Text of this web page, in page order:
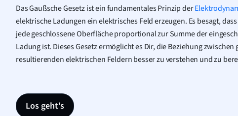
Das Gaußsche Gesetz ist ein fundamentales Prinzip der
elektrische Ladungen ein elektrisches Feld erzeugen. Es besagt,
jede geschlossene Oberfläche proportional zur Summe der
Ladung ist. Dieses Gesetz ermöglicht es Dir, die Beziehung
resultierenden elektrischen Feldern besser zu verstehen und zu
Los geht’s